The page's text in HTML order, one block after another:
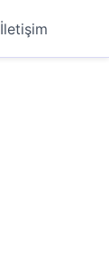
İletişim